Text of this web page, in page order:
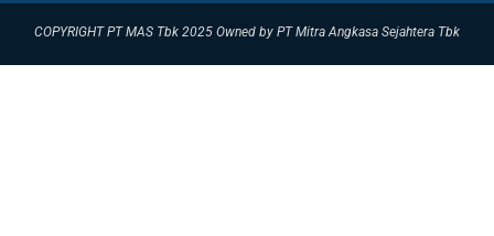
COPYRIGHT PT MAS Tbk 2025 Owned by PT Mitra Angkasa Sejahtera Tbk